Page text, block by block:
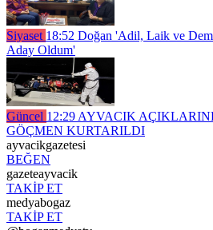
Siyaset 18:52 Doğan 'Adil, Laik ve
Aday Oldum'
Güncel 12:29 AYVACIK
GÖÇMEN KURTARILDI
ayvacikgazetesi
BEĞEN
gazeteayvacik
TAKİP ET
medyabogaz
TAKİP ET